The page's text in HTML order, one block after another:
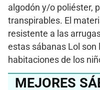
algodón y/o poliéster,
transpirables. El
resistente a las
estas sábanas Lol son
habitaciones de los
MEJORES